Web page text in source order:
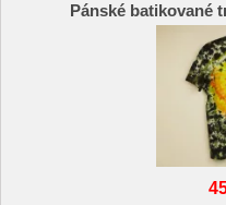
Pánské batikované